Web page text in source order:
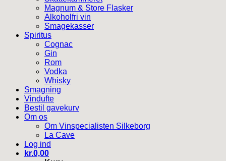
Magnum & Store Flasker
Alkoholfri vin
Smagekasser
Spiritus
Cognac
Gin
Rom
Vodka
Whisky
Smagning
Vindufte
Bestil gavekurv
Om os
Om Vinspecialisten Silkeborg
La Cave
Log ind
kr.0,00